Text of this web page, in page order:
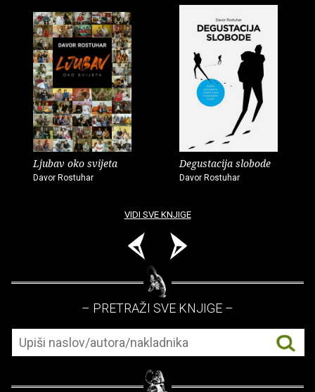
Ljubav oko svijeta
Davor Rostuhar
Degustacija slobode
Davor Rostuhar
VIDI SVE KNJIGE
– PRETRAŽI SVE KNJIGE –